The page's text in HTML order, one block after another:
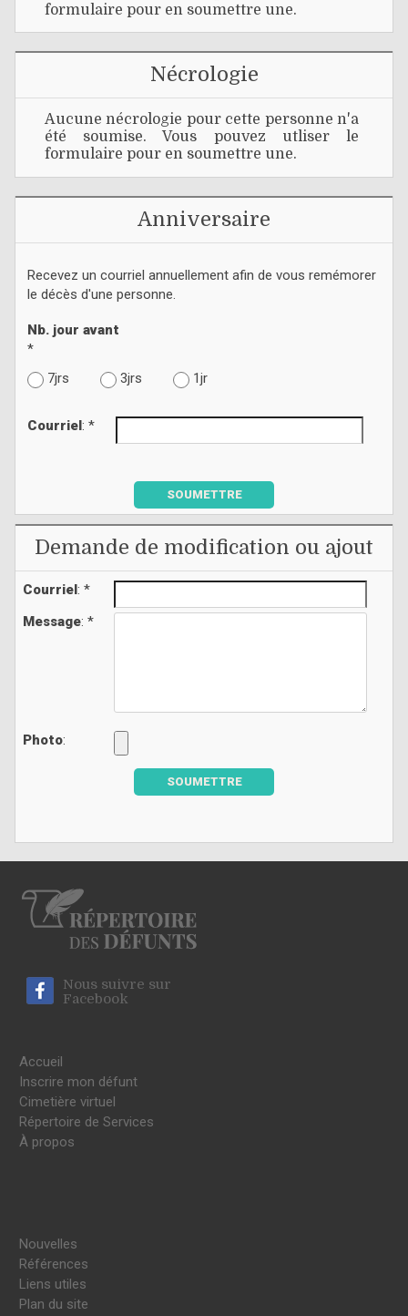
formulaire pour en soumettre une.
Nécrologie
Aucune nécrologie pour cette personne n'a
été soumise. Vous pouvez utliser le
formulaire pour en soumettre une.
Anniversaire
Recevez un courriel annuellement afin de vous remémorer
le décès d'une personne.
Nb. jour avant
*
7jrs
3jrs 1jr
Courriel : *
SOUMETTRE
Demande de modification ou ajout
Courriel: *
Message: *
Photo:
SOUMETTRE
Nous suivre sur
Facebook
Accueil
Inscrire mon défunt
Cimetière virtuel
Répertoire de Services
À propos
Nouvelles
Références
Liens utiles
Plan du site